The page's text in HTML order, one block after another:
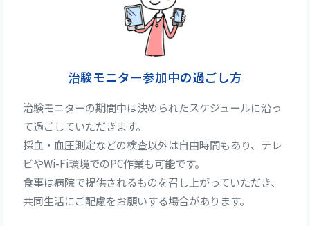
治験モニター参加中の過ごし方
治験モニターの期間中は決められたスケジュールに沿っ
て過ごしていただきます。
採血・血圧測定などの検査以外は自由時間もあり、テレ
ビやWi-Fi環境でのPC作業も可能です。
食事は病院で提供されるものを召し上がっていただき、
共同生活にご配慮をお願いする場合があります。